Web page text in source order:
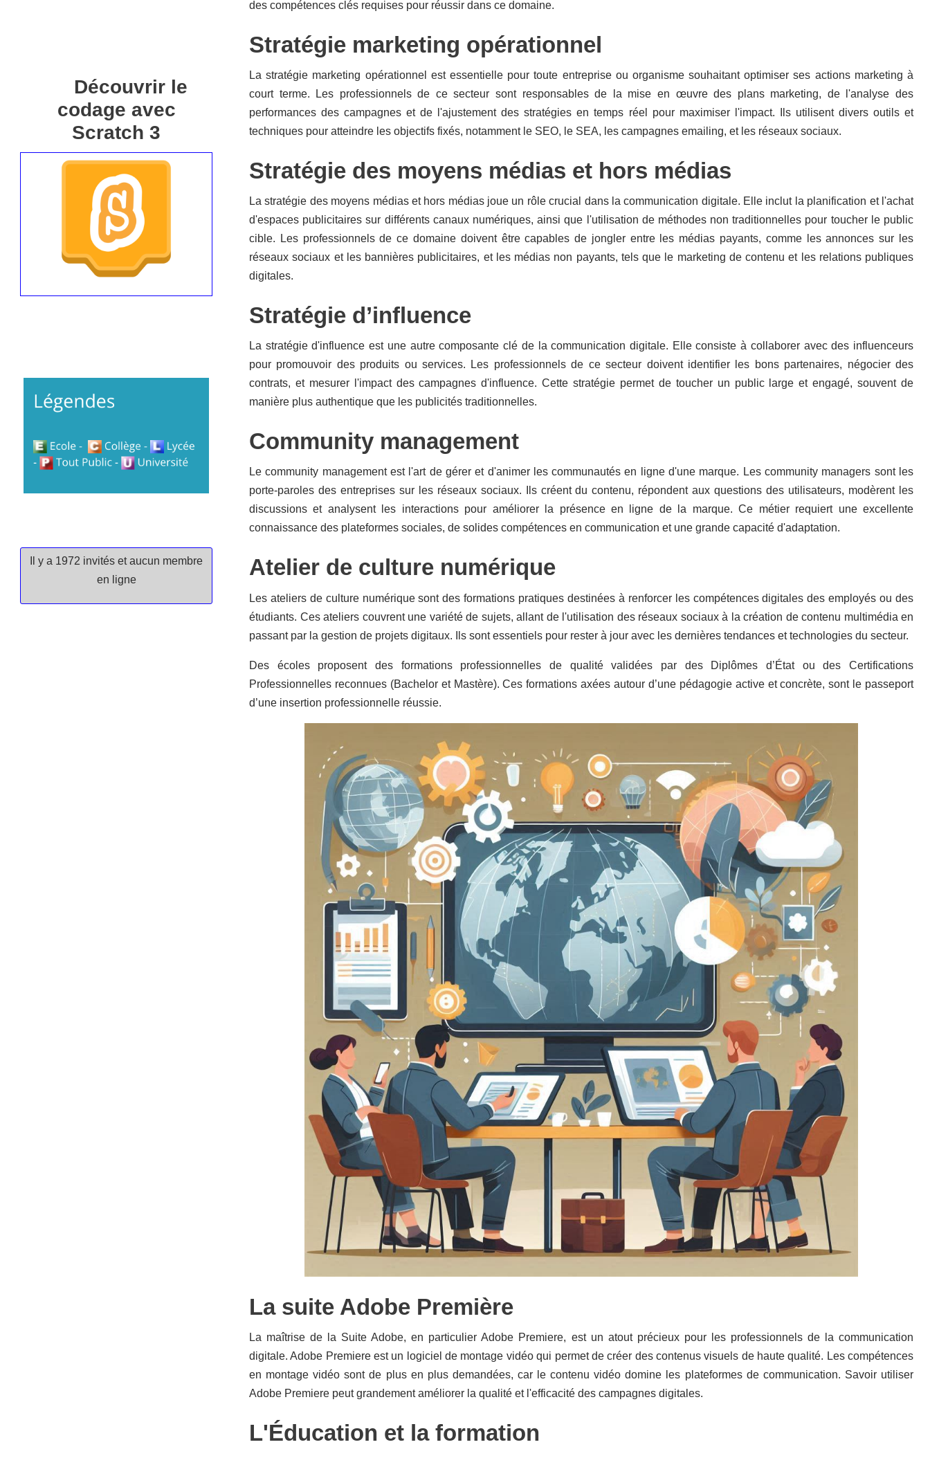
Découvrir le
codage avec
Scratch 3
Il y a 1972 invités et aucun membre
en ligne
des compétences clés requises pour réussir dans ce domaine.
Stratégie marketing opérationnel
La stratégie marketing opérationnel est essentielle pour toute entreprise ou organisme souhaitant optimiser ses actions marketing à
court terme. Les professionnels de ce secteur sont responsables de la mise en œuvre des plans marketing, de l'analyse des
performances des campagnes et de l'ajustement des stratégies en temps réel pour maximiser l'impact. Ils utilisent divers outils et
techniques pour atteindre les objectifs fixés, notamment le SEO, le SEA, les campagnes emailing, et les réseaux sociaux.
Stratégie des moyens médias et hors médias
La stratégie des moyens médias et hors médias joue un rôle crucial dans la communication digitale. Elle inclut la planification et l'achat
d'espaces publicitaires sur différents canaux numériques, ainsi que l'utilisation de méthodes non traditionnelles pour toucher le public
cible. Les professionnels de ce domaine doivent être capables de jongler entre les médias payants, comme les annonces sur les
réseaux sociaux et les bannières publicitaires, et les médias non payants, tels que le marketing de contenu et les relations publiques
digitales.
Stratégie d’influence
La stratégie d'influence est une autre composante clé de la communication digitale. Elle consiste à collaborer avec des influenceurs
pour promouvoir des produits ou services. Les professionnels de ce secteur doivent identifier les bons partenaires, négocier des
contrats, et mesurer l'impact des campagnes d'influence. Cette stratégie permet de toucher un public large et engagé, souvent de
manière plus authentique que les publicités traditionnelles.
Community management
Le community management est l'art de gérer et d'animer les communautés en ligne d'une marque. Les community managers sont les
porte-paroles des entreprises sur les réseaux sociaux. Ils créent du contenu, répondent aux questions des utilisateurs, modèrent les
discussions et analysent les interactions pour améliorer la présence en ligne de la marque. Ce métier requiert une excellente
connaissance des plateformes sociales, de solides compétences en communication et une grande capacité d'adaptation.
Atelier de culture numérique
Les ateliers de culture numérique sont des formations pratiques destinées à renforcer les compétences digitales des employés ou des
étudiants. Ces ateliers couvrent une variété de sujets, allant de l'utilisation des réseaux sociaux à la création de contenu multimédia en
passant par la gestion de projets digitaux. Ils sont essentiels pour rester à jour avec les dernières tendances et technologies du secteur.
Des écoles proposent des formations professionnelles de qualité validées par des Diplômes d’État ou des Certifications
Professionnelles reconnues (Bachelor et Mastère). Ces formations axées autour d’une pédagogie active et concrète, sont le passeport
d’une insertion professionnelle réussie.
La suite Adobe Première
La maîtrise de la Suite Adobe, en particulier Adobe Premiere, est un atout précieux pour les professionnels de la communication
digitale. Adobe Premiere est un logiciel de montage vidéo qui permet de créer des contenus visuels de haute qualité. Les compétences
en montage vidéo sont de plus en plus demandées, car le contenu vidéo domine les plateformes de communication. Savoir utiliser
Adobe Premiere peut grandement améliorer la qualité et l'efficacité des campagnes digitales.
L'Éducation et la formation